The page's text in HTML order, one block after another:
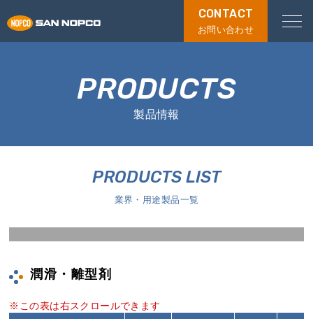
CONTACT
お問い合わせ
PRODUCTS
製品情報
PRODUCTS LIST
業界・用途製品一覧
潤滑・離型剤